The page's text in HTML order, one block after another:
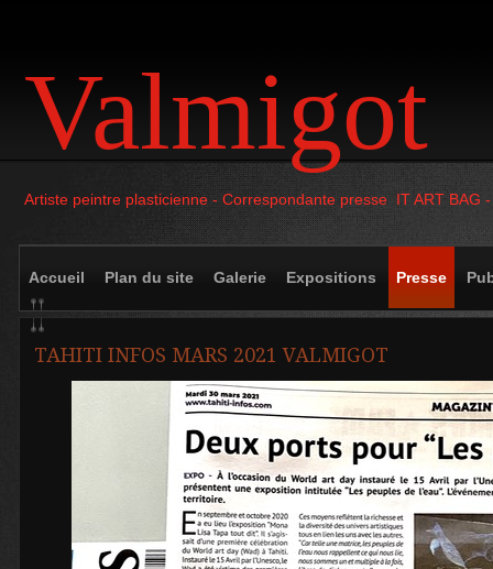
Valmigot
Artiste peintre plasticienne - Correspondante presse IT ART BAG
Accueil Plan du site Galerie Expositions Presse
TAHITI INFOS MARS 2021 VALMIGOT